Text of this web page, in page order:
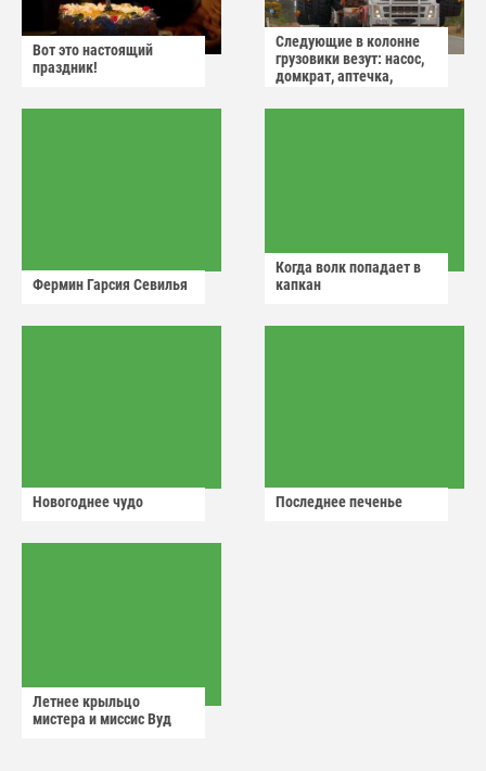
Вот это настоящий
праздник!
Следующие в колонне
грузовики везут: насос,
домкрат, аптечка,
Фермин Гарсия Севилья
Когда волк попадает в
капкан
Новогоднее чудо Последнее печенье
Летнее крыльцо
мистера и миссис Вуд